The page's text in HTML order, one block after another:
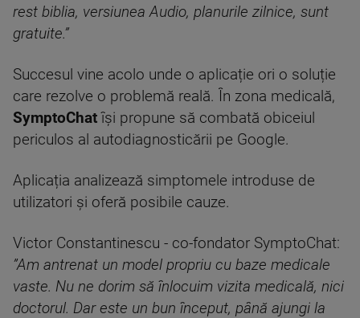
rest biblia, versiunea Audio, planurile zilnice, sunt
gratuite.”
Succesul vine acolo unde o aplicație ori o soluție
care rezolve o problemă reală. În zona medicală,
SymptoChatîși propune să combată obiceiul
periculos al autodiagnosticării pe Google.
Aplicația analizează simptomele introduse de
utilizatori și oferă posibile cauze.
Victor Constantinescu - co-fondator SymptoChat:
”Am antrenat un model propriu cu baze medicale
vaste. Nu ne dorim să înlocuim vizita medicală, nici
doctorul. Dar este un bun început, până ajungi la